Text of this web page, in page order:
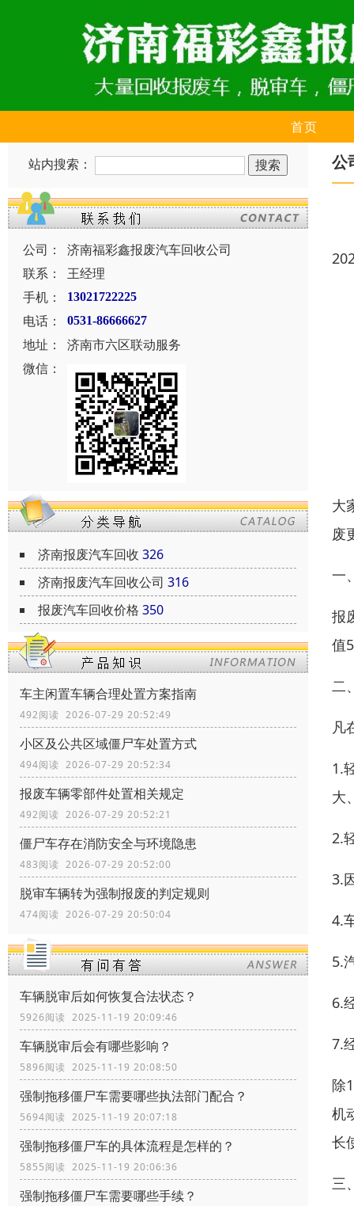
首页
站内搜索：
公司：
济南福彩鑫报废汽车回收公司
联系：
王经理
手机：
13021722225
电话： 0531-86666627
地址：
济南市六区联动服务
微信：
济南报废汽车回收 326
济南报废汽车回收公司 316
报废汽车回收价格 350
车主闲置车辆合理处置方案指南
492阅读 2026-07-29 20:52:49
小区及公共区域僵尸车处置方式
494阅读 2026-07-29 20:52:34
报废车辆零部件处置相关规定
492阅读 2026-07-29 20:52:21
僵尸车存在消防安全与环境隐患
483阅读 2026-07-29 20:52:00
脱审车辆转为强制报废的判定规则
474阅读 2026-07-29 20:50:04
车辆脱审后如何恢复合法状态？
5926阅读 2025-11-19 20:09:46
车辆脱审后会有哪些影响？
5896阅读 2025-11-19 20:08:50
强制拖移僵尸车需要哪些执法部门配合？
5694阅读 2025-11-19 20:07:18
强制拖移僵尸车的具体流程是怎样的？
5855阅读 2025-11-19 20:06:36
强制拖移僵尸车需要哪些手续？
公
大
废
一
报
值
二
凡
1.
大
2.
3.
4.
5.
6.
7.
除
机
长
三